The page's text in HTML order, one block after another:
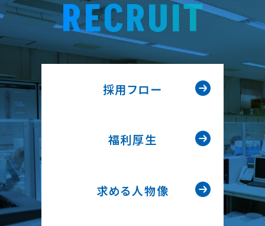
RECRUIT
採用フロー
福利厚生
求める人物像